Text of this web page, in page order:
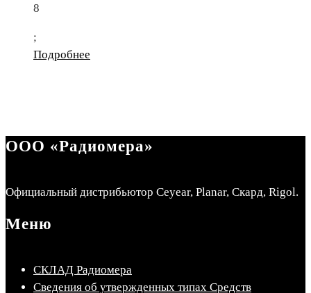
8
;
Подробнее
ООО «Радиомера»
Официальный дистрибьютор Ceyear, Planar, Скард, Rigol.
Меню
СКЛАД Радиомера
Сведения об утвержденных типах Средств